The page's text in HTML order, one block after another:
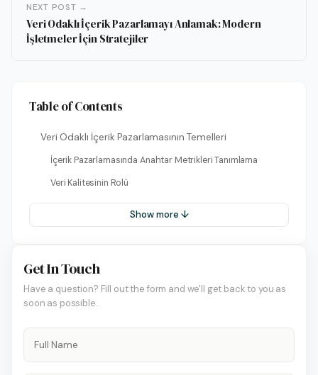
NEXT POST →
Veri Odaklı İçerik Pazarlamayı Anlamak: Modern
İşletmeler İçin Stratejiler
Table of Contents
Veri Odaklı İçerik Pazarlamasının Temelleri
İçerik Pazarlamasında Anahtar Metrikleri Tanımlama
Veri Kalitesinin Rolü
Show more ↓
Get In Touch
Have a question? Fill out the form and we'll get back to you as
soon as possible.